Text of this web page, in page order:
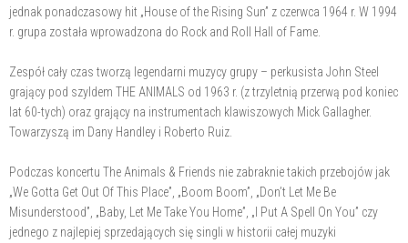
jednak ponadczasowy hit „House of the Rising Sun” z czerwca 1964 r. W 1994
r. grupa została wprowadzona do Rock and Roll Hall of Fame.
Zespół cały czas tworzą legendarni muzycy grupy – perkusista John Steel
grający pod szyldem THE ANIMALS od 1963 r. (z trzyletnią przerwą pod koniec
lat 60-tych) oraz grający na instrumentach klawiszowych Mick Gallagher.
Towarzyszą im Dany Handley i Roberto Ruiz.
Podczas koncertu The Animals & Friends nie zabraknie takich przebojów jak
„We Gotta Get Out Of This Place”, „Boom Boom”, „Don’t Let Me Be
Misunderstood”, „Baby, Let Me Take You Home”, „I Put A Spell On You” czy
jednego z najlepiej sprzedających się singli w historii całej muzyki